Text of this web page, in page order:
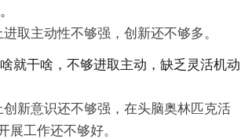
取主动性不够强，创新还不够多。
就干啥，不够进取主动，缺乏灵活机动
创新意识还不够强，在头脑奥林匹克活
展工作还不够好。